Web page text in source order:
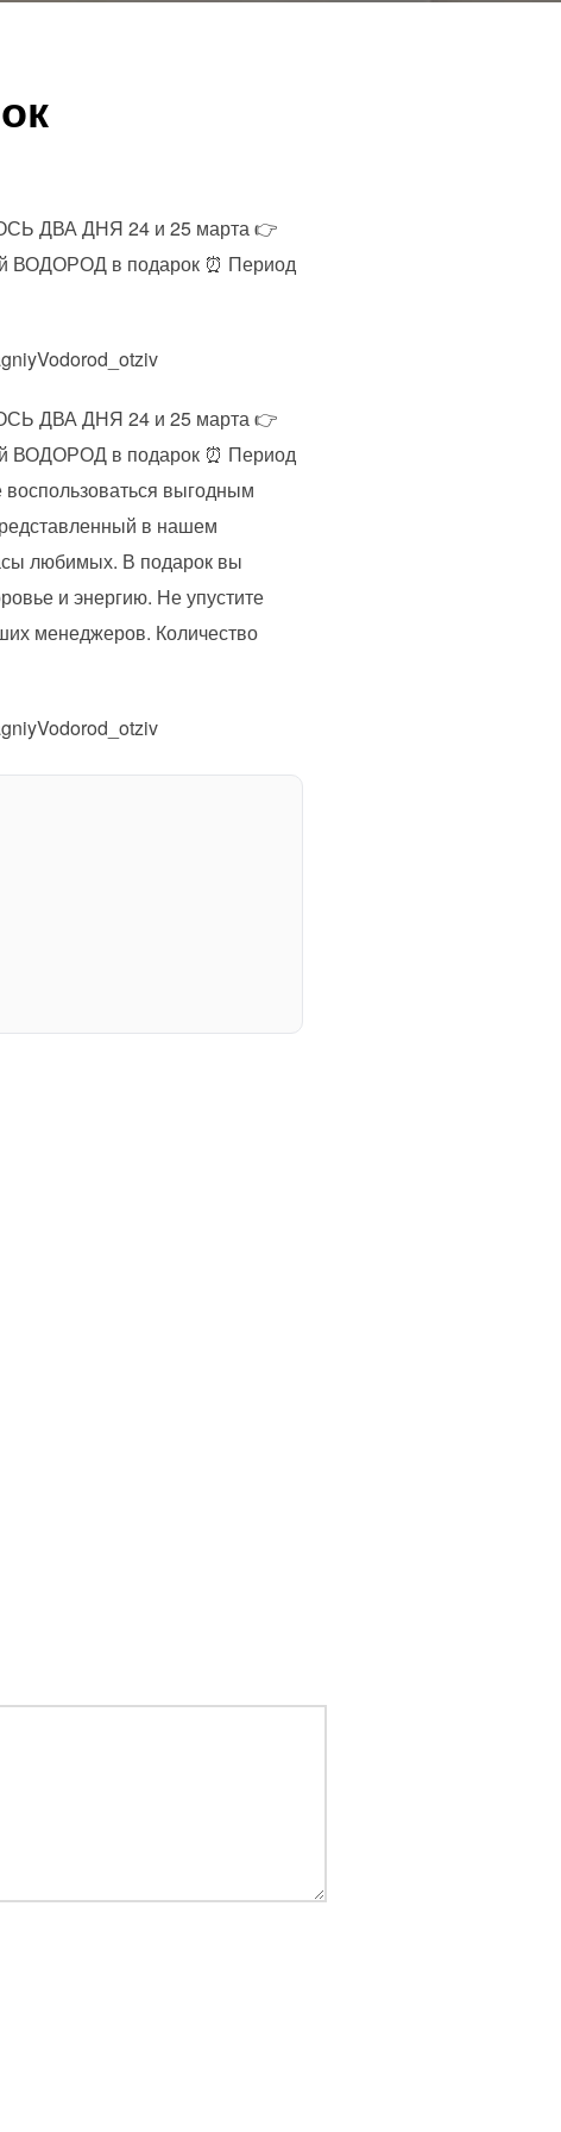
ДВА ДНЯ 24 и 25 марта 👉
ВОДОРОД в подарок ⏰ Период
ДВА ДНЯ 24 и 25 марта 👉
ВОДОРОД в подарок ⏰ Период
воспользоваться выгодным
в нашем
любимых. В подарок вы
и энергию. Не упустите
менеджеров. Количество